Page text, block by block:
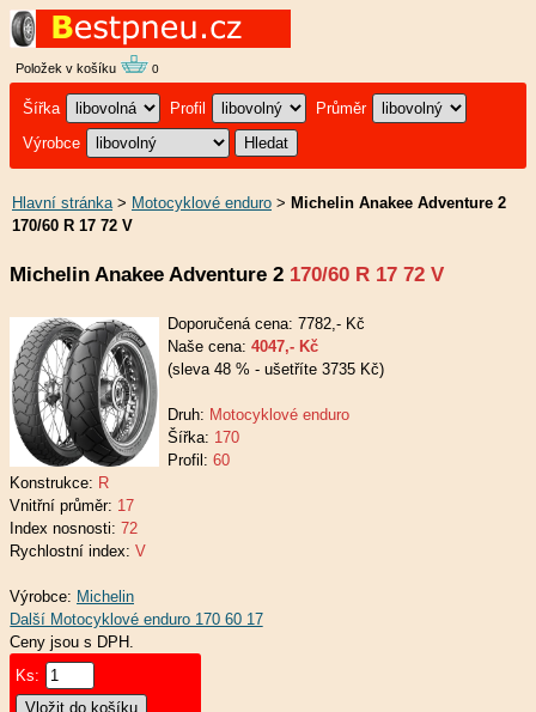
Položek v košíku 0
Šířka Profil
Průměr
Výrobce
Hlavní stránka> Motocyklové enduro > Michelin Anakee Adventure 2
170/60 R 17 72 V
Michelin Anakee Adventure 2 170/60 R 17 72 V
Doporučená cena: 7782,- Kč
Naše cena: 4047,- Kč
(sleva 48 % - ušetříte 3735 Kč)
Druh: Motocyklové enduro
Šířka: 170
Profil: 60
Konstrukce: R
Vnitřní průměr: 17
Index nosnosti: 72
Rychlostní index: V
Výrobce: Michelin
Ceny jsou s DPH.
Ks: